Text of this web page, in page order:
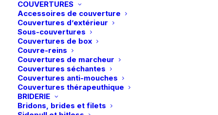
COUVERTURES
Accessoires de couverture
Couvertures d’extérieur
Sous-couvertures
Couvertures de box
Couvre-reins
Couvertures de marcheur
Couvertures séchantes
Couvertures anti-mouches
Couvertures thérapeuthique
BRIDERIE
Bridons, brides et filets
Accueil Boutique
Kentucky | Collier Velvet Leather – Brun